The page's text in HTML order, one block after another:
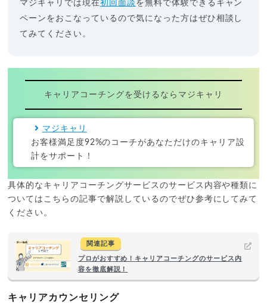
マジキャリでは現在初回面談 を無料で体験できるキャン
ペーンをおこなっているので気になった方はぜひ相談し
てみてください。
キャリアコーチングを受けるならマジキャリ
マジキャリ
お客様満足度92%のコーチがあなただけのキャリア設
計をサポート！
具体的なキャリアコーチングサービスのサービス内容や種類に
ついてはこちらの記事で解説しているのでぜひ参考にしてみて
ください。
関連記事
プロがおすすめ！キャリアコーチングのサービス内
容を徹底解説！
キャリアカウンセリング